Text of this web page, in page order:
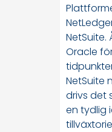
Oracle
NetSuite
drivs det
en tydlig